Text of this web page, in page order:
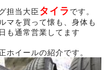
担当大臣タイラ です。
マを買って懐も、身体も
も通常営業してます
ホイールの紹介です。